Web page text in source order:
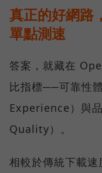
真正的好網路
單點測速
答案，就藏在
比指標──可靠性
Experience）與
Quality）。
相較於傳統下載